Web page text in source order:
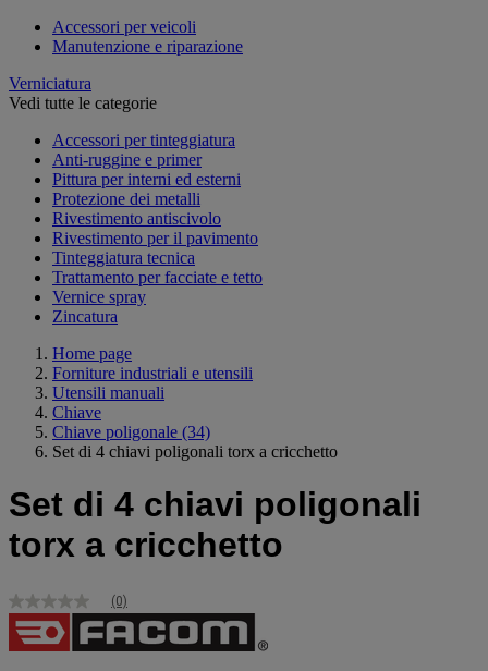
Accessori per veicoli
Manutenzione e riparazione
Verniciatura
Vedi tutte le categorie
Accessori per tinteggiatura
Anti-ruggine e primer
Pittura per interni ed esterni
Protezione dei metalli
Rivestimento antiscivolo
Rivestimento per il pavimento
Tinteggiatura tecnica
Trattamento per facciate e tetto
Vernice spray
Zincatura
Home page
Forniture industriali e utensili
Utensili manuali
Chiave
Chiave poligonale (34)
Set di 4 chiavi poligonali torx a cricchetto
Set di 4 chiavi poligonali
torx a cricchetto
Nessuna
valutazione
Stesso
(0)